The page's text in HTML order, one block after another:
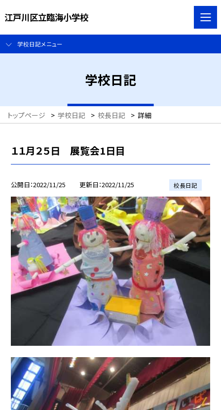
江戸川区立臨海小学校
学校日記メニュー
学校日記
トップページ > 学校日記 > 校長日記 > 詳細
１１月２５日 展覧会1日目
公開日 2022/11/25 更新日 2022/11/25 校長日記